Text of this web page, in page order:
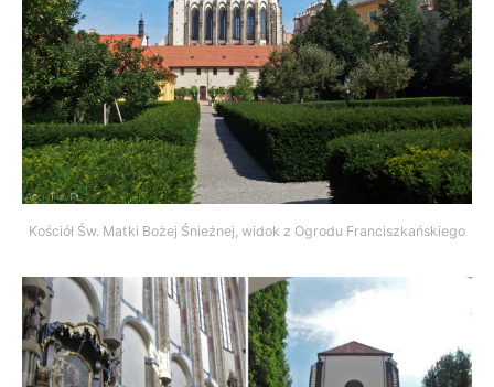
Kościół Św. Matki Bożej Śnieżnej, widok z Ogrodu Franciszkańskiego